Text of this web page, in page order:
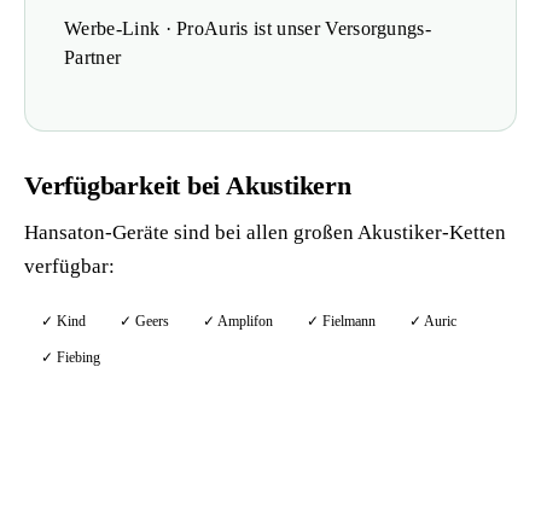
Werbe-Link · ProAuris ist unser Versorgungs-
Partner
Verfügbarkeit bei Akustikern
Hansaton-Geräte sind bei allen großen Akustiker-Ketten
verfügbar:
✓ Kind ✓ Geers ✓ Amplifon ✓ Fielmann ✓ Auric
✓ Fiebing